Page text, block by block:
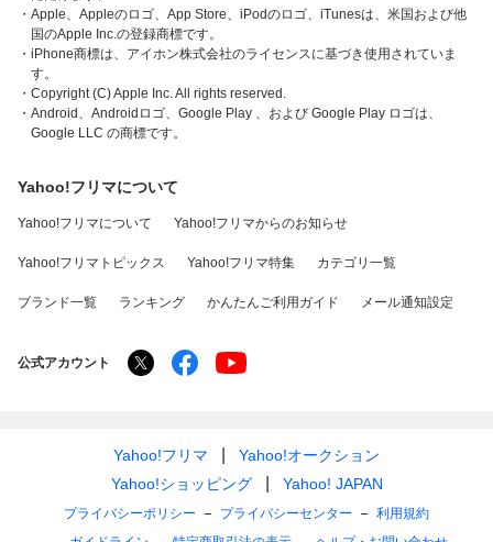
・Apple、Appleのロゴ、App Store、iPodのロゴ、iTunesは、米国および他
国のApple Inc.の登録商標です。
・iPhone商標は、アイホン株式会社のライセンスに基づき使用されていま
す。
・Copyright (C) Apple Inc. All rights reserved.
・Android、Androidロゴ、Google Play 、および Google Play ロゴは、
Google LLC の商標です。
Yahoo!フリマについて
Yahoo!フリマについて Yahoo!フリマからのお知らせ
Yahoo!フリマトピックス Yahoo!フリマ特集 カテゴリ一覧
ブランド一覧 ランキング かんたんご利用ガイド メール通知設定
公式アカウント
Yahoo!フリマ
Yahoo!オークション
Yahoo!ショッピング
Yahoo! JAPAN
プライバシーポリシー プライバシーセンター
利用規約